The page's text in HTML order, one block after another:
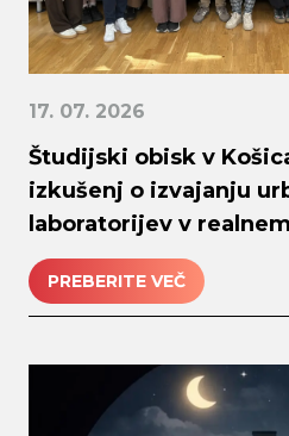
17. 07. 2026
Študijski obisk v
izkušenj o izvajanju
laboratorijev v
PREBERITE VEČ